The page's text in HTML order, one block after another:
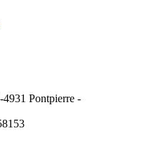
Pontpierre -